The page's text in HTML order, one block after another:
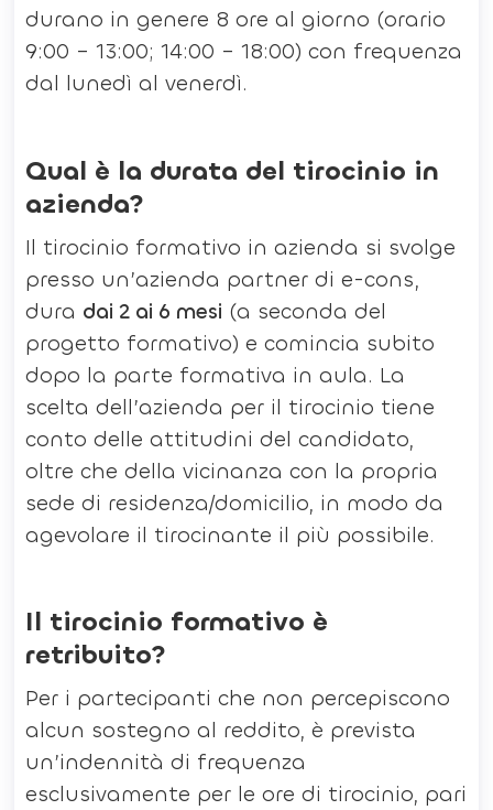
durano in genere 8 ore al giorno (orario
9:00 – 13:00; 14:00 – 18:00) con frequenza
dal lunedì al venerdì.
Qual è la durata del tirocinio in
azienda?
Il tirocinio formativo in azienda si svolge
presso un’azienda partner di e-cons,
dura dai 2 ai 6 mesi (a seconda del
progetto formativo) e comincia subito
dopo la parte formativa in aula. La
scelta dell’azienda per il tirocinio tiene
conto delle attitudini del candidato,
oltre che della vicinanza con la propria
sede di residenza/domicilio, in modo da
agevolare il tirocinante il più possibile.
Il tirocinio formativo è
retribuito?
Per i partecipanti che non percepiscono
alcun sostegno al reddito, è prevista
un’indennità di frequenza
esclusivamente per le ore di tirocinio, pari